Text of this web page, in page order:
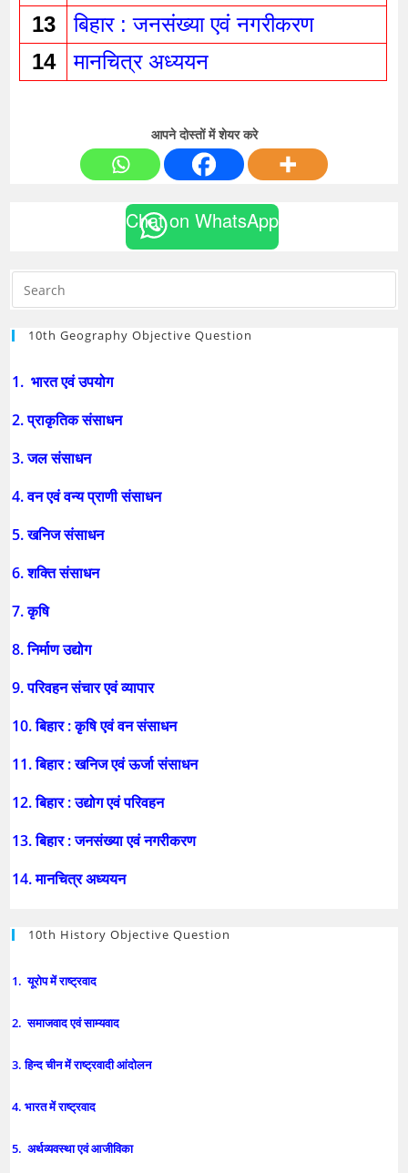
13
बिहार : जनसंख्या एवं नगरीकरण
14
मानचित्र अध्ययन
आपने दोस्तों में शेयर करे
Chat on WhatsApp
10th Geography Objective Question
1. भारत एवं उपयोग
2. प्राकृतिक संसाधन
3. जल संसाधन
4. वन एवं वन्य प्राणी संसाधन
5. खनिज संसाधन
6. शक्ति संसाधन
7. कृषि
8. निर्माण उद्योग
9. परिवहन संचार एवं व्यापार
10. बिहार : कृषि एवं वन संसाधन
11. बिहार : खनिज एवं ऊर्जा संसाधन
12. बिहार : उद्योग एवं परिवहन
13. बिहार : जनसंख्या एवं नगरीकरण
14. मानचित्र अध्ययन
10th History Objective Question
1. यूरोप में राष्ट्रवाद
2. समाजवाद एवं साम्यवाद
3. हिन्द चीन में राष्ट्रवादी आंदोलन
4. भारत में राष्ट्रवाद
5. अर्थव्यवस्था एवं आजीविका